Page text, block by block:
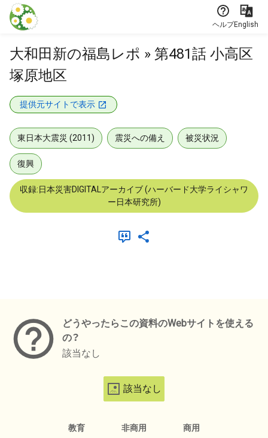
本文に飛ぶ
ヘルプEnglish
大和田新の福島レポ » 第481話 小高区
塚原地区
提供元サイトで表示
東日本大震災 (2011) 震災への備え 被災状況
復興
収録:日本災害DIGITALアーカイブ (ハーバード大学ライシャワ
ー日本研究所)
どうやったらこの資料のWebサイトを使える
の？
該当なし
該当なし
教育 非商用 商用